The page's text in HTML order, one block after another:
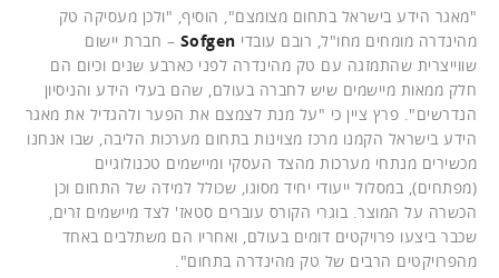
"מאגר הידע בישראל בתחום מצומצם", הוסיף, "ולכן מעסיקה טק
מהינדרה מומחים מחו"ל, רובם עובדי Sofgen – חברת יישום
שווייצרית שהתמזגה עם טק מהינדרה לפני כארבע שנים וכיום הם
חלק ממאות מיישמים שיש לחברה בעולם, שהם בעלי הידע והניסיון
הנדרשים". פרץ ציין כי "על מנת לצמצם את הפער ולהגדיל את מאגר
הידע בישראל הקמנו מרכז מצוינות בתחום מערכות הליבה, שבו אנחנו
מכשירים מנתחי מערכות מהצד העסקי ומיישמים טכנולוגיים
(מפתחים), במסלול ייעודי יחיד מסוגו, שכולל למידה של התחום וכן
הכשרה על המוצר. בוגרי הקורס עוברים סטאז' לצד מיישמים זרים,
שכבר ביצעו פרויקטים דומים בעולם, ואחריו הם משתלבים באחד
מהפרויקטים הרבים של טק מהינדרה בתחום".